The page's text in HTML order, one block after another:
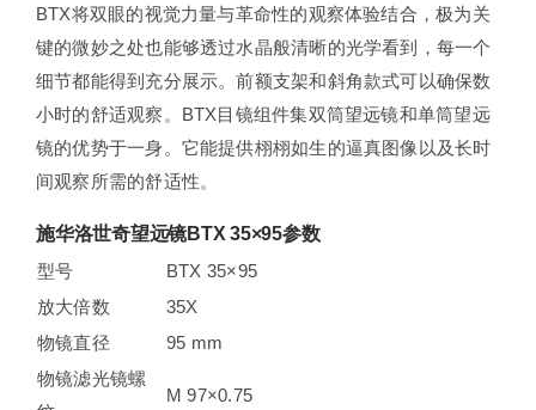
BTX将双眼的视觉力量与革命性的观察体验结合，极为关
键的微妙之处也能够透过水晶般清晰的光学看到，每一个
细节都能得到充分展示。前额支架和斜角款式可以确保数
小时的舒适观察。BTX目镜组件集双筒望远镜和单筒望远
镜的优势于一身。它能提供栩栩如生的逼真图像以及长时
间观察所需的舒适性。
施华洛世奇望远镜BTX 35×95参数
型号
BTX 35×95
放大倍数
35X
物镜直径
95 mm
物镜滤光镜螺
M 97×0.75